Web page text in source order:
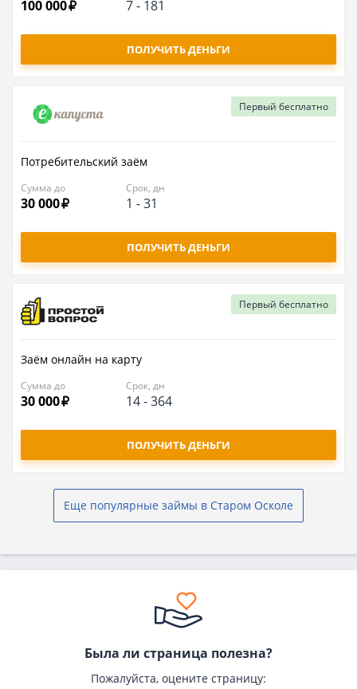
100 000 7- 181
ПОЛУЧИТЬ ДЕНЬГИ
Потребительский заём
Сумма до
30 000
Срок, дн
1 -31
Первый бесплатно
ПОЛУЧИТЬ ДЕНЬГИ
Заём онлайн на карту
Сумма до
30 000
Срок, дн
14-364
Первый бесплатно
ПОЛУЧИТЬ ДЕНЬГИ
Еще популярные займы в Старом Осколе
Была ли страница полезна?
Пожалуйста, оцените страницу: